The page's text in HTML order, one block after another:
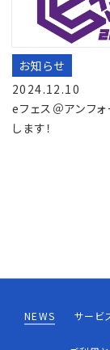
お知らせ
2024.12.10
eフェス＠アンフ
します！
NEWS サービ